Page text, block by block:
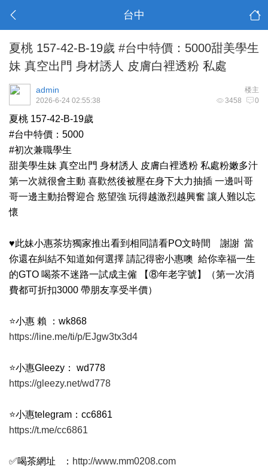
台中
夏桃 157-42-B-19歲 #台中特價：5000甜美學生
妹 真空出門 身材誘人 皮膚白裡透粉 私處
楼主
admin
3458 0
2026-6-24 02:55:38
夏桃 157-42-B-19歲
#台中特價：5000
#初次兼職學生
甜美學生妹 真空出門 身材誘人 皮膚白裡透粉 私處粉嫩多汁
第一次就很會主動 喜歡然後被壓在身下大力抽插 一邊叫哥
哥一邊主動抬臀迎合 慾望強 玩得越激烈越興奮 讓人難以忘
懷
♥️此妹小惠茶坊獨家推出看到相同請看PO文時間 謝謝 當
你還在糾結不知道如何選擇 請記得密小惠噢 給你幸福一生
的GTO 喝茶不迷路一試成主僱 【⑧年老字號】（第一次消
費都可折扣3000 帶朋友享受半價）
⭐️小惠 賴 ：wk868
https://line.me/ti/p/EJgw3tx3d4
⭐️小惠Gleezy： wd778
https://gleezy.net/wd778
⭐️小惠telegram：cc6861
https://t.me/cc6861
✅喝茶網址 ： http://www.mm0208.com